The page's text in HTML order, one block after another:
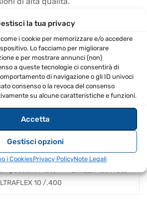
la tua privacy
i cookie per memorizzare e/o accedere
Lo facciamo per migliorare
e per mostrare annunci (non)
a queste tecnologie ci consentirà di
di navigazione o gli ID univoci
consenso o la revoca del consenso
su alcune caratteristiche e funzioni.
Accetta
Gestisci opzioni
i CookiesPrivacy PolicyNote Legali
PRINCIPALI
UHF per saldatura
da 10.3 mm
gamma di applicazioni RF
e utilizzo
10 /.400, BROAD-PRO 50
/.400, HYPERFLEX 10 /.400,
10 /.400